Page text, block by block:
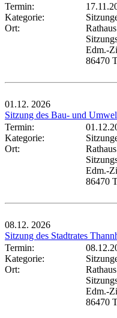
Termin:
Kategorie:
Ort:
Edm.-
86470
01.12. 2026
Sitzung des Bau- und
Termin:
Kategorie:
Ort:
Edm.-
86470
08.12. 2026
Sitzung des Stadtrates
Termin:
Kategorie:
Ort:
Edm.-
86470